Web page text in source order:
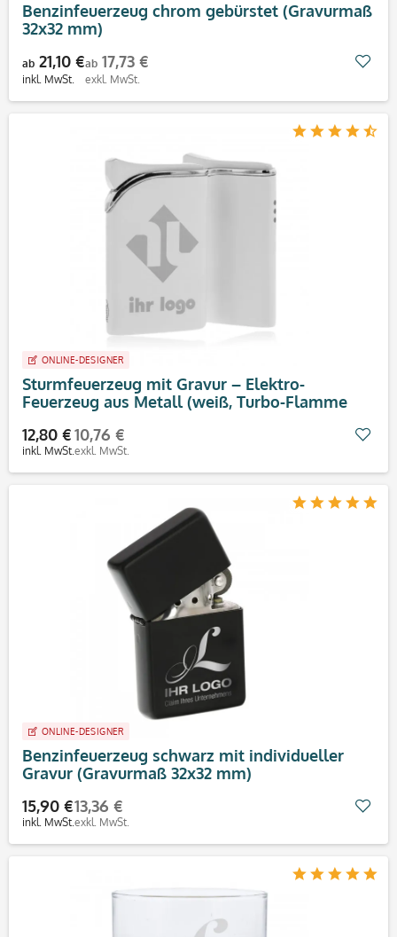
Benzinfeuerzeug chrom gebürstet (Gravurmaß
32x32 mm)
ab 21,10 €
inkl. MwSt.
ab 17,73 €
exkl. MwSt.
ONLINE-DESIGNER
Sturmfeuerzeug mit Gravur – Elektro-
Feuerzeug aus Metall (weiß, Turbo-Flamme
12,80 €
inkl. MwSt.
10,76 €
exkl. MwSt.
ONLINE-DESIGNER
Benzinfeuerzeug schwarz mit individueller
Gravur (Gravurmaß 32x32 mm)
15,90 €
inkl. MwSt.
13,36 €
exkl. MwSt.